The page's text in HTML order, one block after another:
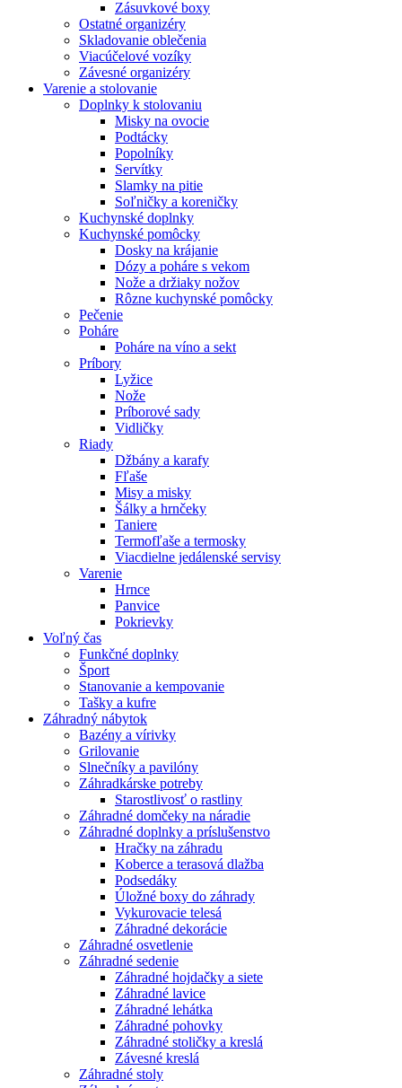
Zásuvkové boxy
Ostatné organizéry
Skladovanie oblečenia
Viacúčelové vozíky
Závesné organizéry
Varenie a stolovanie
Doplnky k stolovaniu
Misky na ovocie
Podtácky
Popolníky
Servítky
Slamky na pitie
Soľničky a koreničky
Kuchynské doplnky
Kuchynské pomôcky
Dosky na krájanie
Dózy a poháre s vekom
Nože a držiaky nožov
Rôzne kuchynské pomôcky
Pečenie
Poháre
Poháre na víno a sekt
Príbory
Lyžice
Nože
Príborové sady
Vidličky
Riady
Džbány a karafy
Fľaše
Misy a misky
Šálky a hrnčeky
Taniere
Termofľaše a termosky
Viacdielne jedálenské servisy
Varenie
Hrnce
Panvice
Pokrievky
Voľný čas
Funkčné doplnky
Šport
Stanovanie a kempovanie
Tašky a kufre
Záhradný nábytok
Bazény a vírivky
Grilovanie
Slnečníky a pavilóny
Záhradkárske potreby
Starostlivosť o rastliny
Záhradné domčeky na náradie
Záhradné doplnky a príslušenstvo
Hračky na záhradu
Koberce a terasová dlažba
Podsedáky
Úložné boxy do záhrady
Vykurovacie telesá
Záhradné dekorácie
Záhradné osvetlenie
Záhradné sedenie
Záhradné hojdačky a siete
Záhradné lavice
Záhradné lehátka
Záhradné pohovky
Záhradné stoličky a kreslá
Závesné kreslá
Záhradné stoly